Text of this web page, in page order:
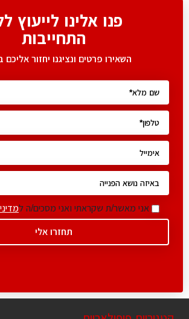
פנו אלינו לייעוץ
התחייבות
השאירו פרטים ונציגנו יחזור
אני מאשר/ת שקראתי ואני מסכים/ה ל